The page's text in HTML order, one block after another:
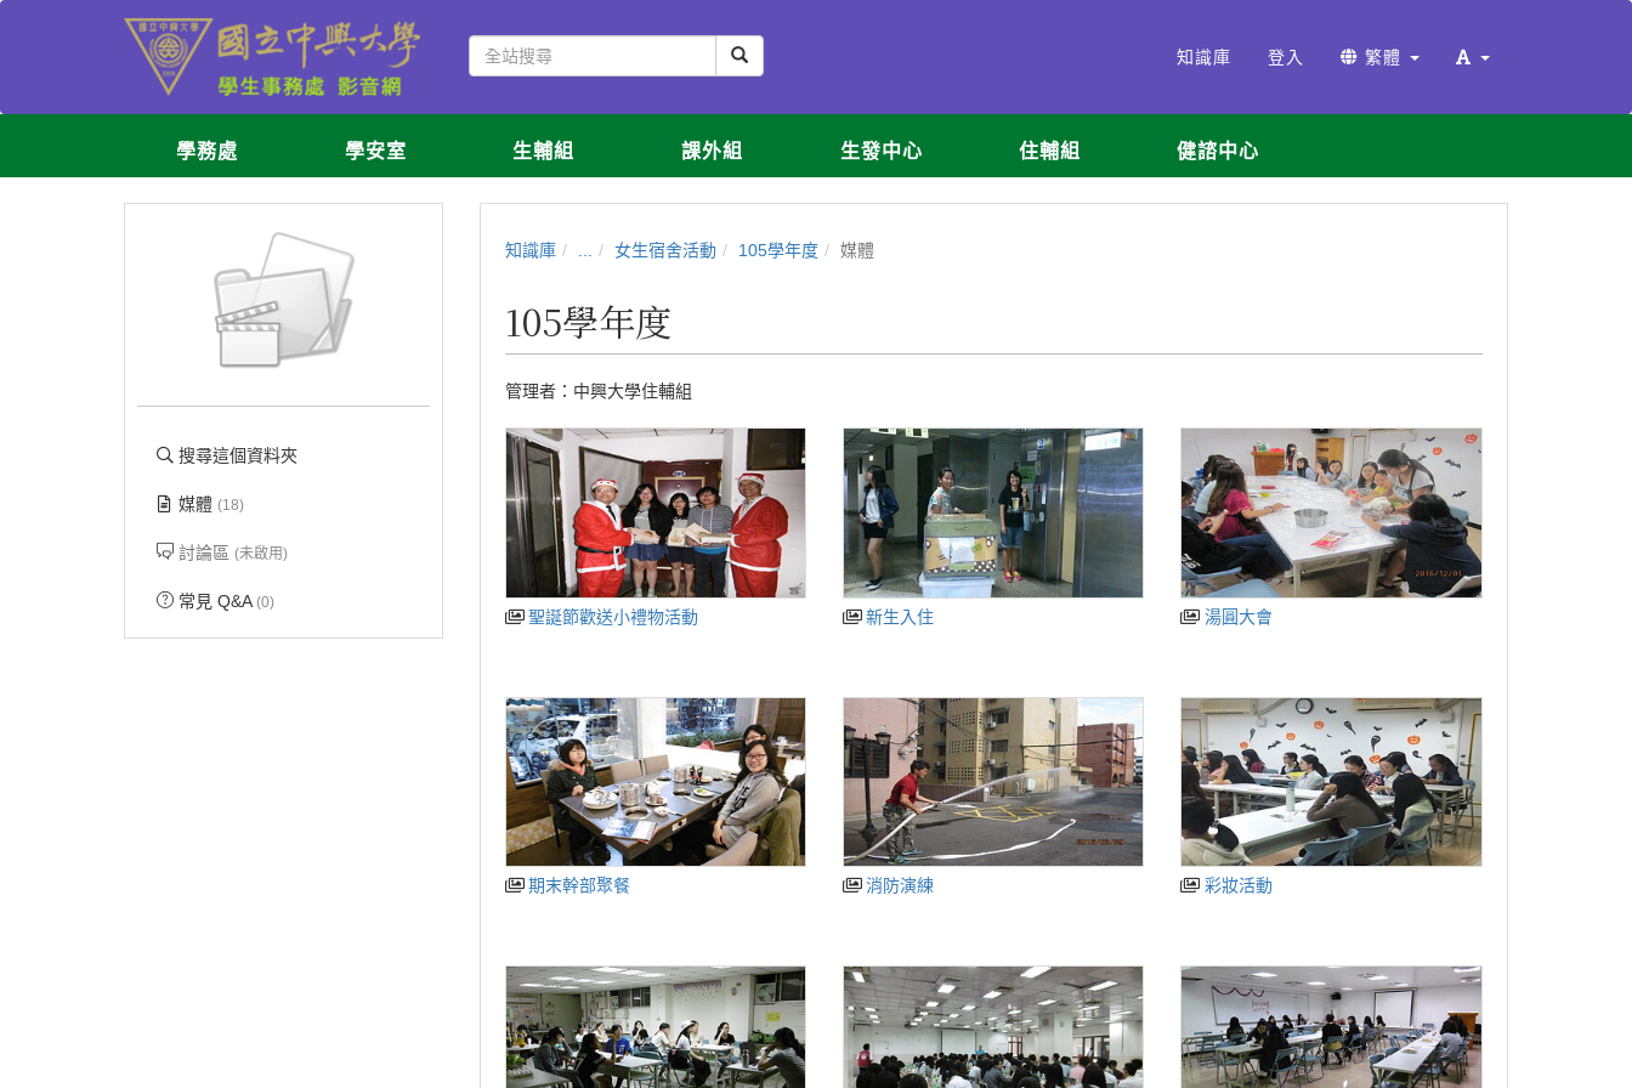
知識庫 登入 繁體
學務處 學安室 生輔組 課外組 生發中心 住輔組 健諮中心
搜尋這個資料夾
媒體(18)
討論區(未啟用)
常見 Q&A(0)
知識庫 女生宿舍活動 105學年度 媒體
105學年度
管理者： 中興大學住輔組
聖誕節歡送小禮物活動 新生入住 湯圓大會
期末幹部聚餐 消防演練 彩妝活動